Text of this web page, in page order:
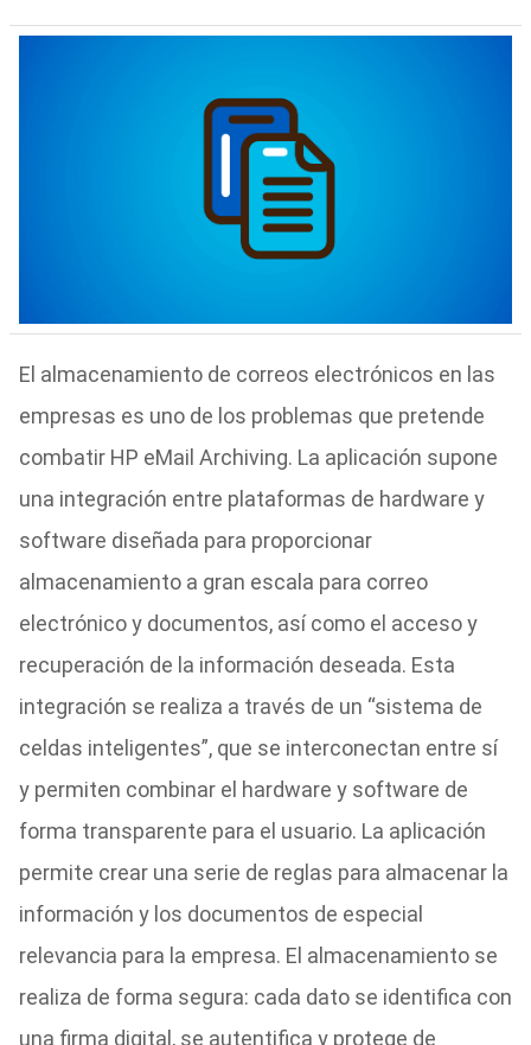
El almacenamiento de correos electrónicos en las
empresas es uno de los problemas que pretende
combatir HP eMail Archiving. La aplicación supone
una integración entre plataformas de hardware y
software diseñada para proporcionar
almacenamiento a gran escala para correo
electrónico y documentos, así como el acceso y
recuperación de la información deseada. Esta
integración se realiza a través de un “sistema de
celdas inteligentes”, que se interconectan entre sí
y permiten combinar el hardware y software de
forma transparente para el usuario. La aplicación
permite crear una serie de reglas para almacenar la
información y los documentos de especial
relevancia para la empresa. El almacenamiento se
realiza de forma segura: cada dato se identifica con
una firma digital, se autentifica y protege de